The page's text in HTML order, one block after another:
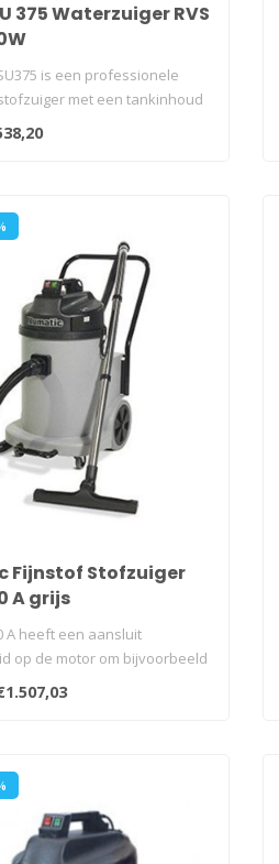
375 Waterzuiger RVS
is een professionele
met een tankinhoud
Fijnstof Stofzuiger
A grijs
A heeft een aansluit
op de motor om bijvoorbeeld